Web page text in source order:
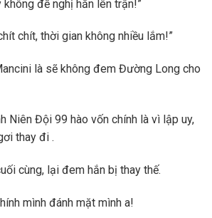
đề nghị hắn lên trận!”
chít, thời gian không nhiều lắm!”
là sẽ không đem Đường Long cho
Niên Đội 99 hào vốn chính là vì lập uy,
thay đi .
cùng, lại đem hắn bị thay thế.
mình đánh mặt mình a!